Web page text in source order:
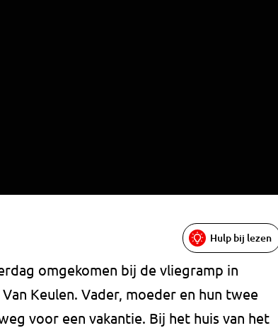
Hulp bij lezen
omgekomen bij de vliegramp in
Keulen. Vader, moeder en hun twee
voor een vakantie. Bij het huis van het